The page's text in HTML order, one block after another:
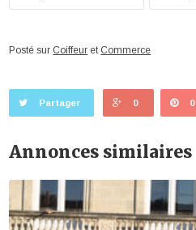
Posté sur Coiffeur et Commerce
Partager 0 0
Annonces similaires